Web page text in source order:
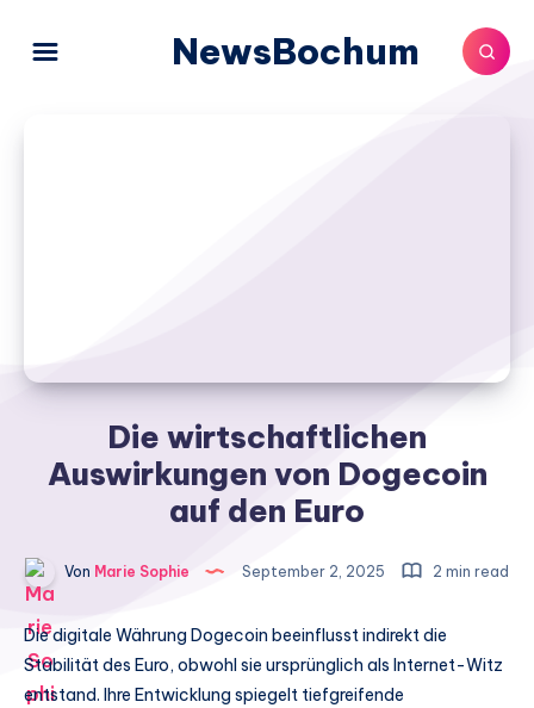
NewsBochum
Die wirtschaftlichen
Auswirkungen von Dogecoin
auf den Euro
Von Marie Sophie September 2, 2025 2 min read
Die digitale Währung Dogecoin beeinflusst indirekt die
Stabilität des Euro, obwohl sie ursprünglich als Internet-Witz
entstand. Ihre Entwicklung spiegelt tiefgreifende